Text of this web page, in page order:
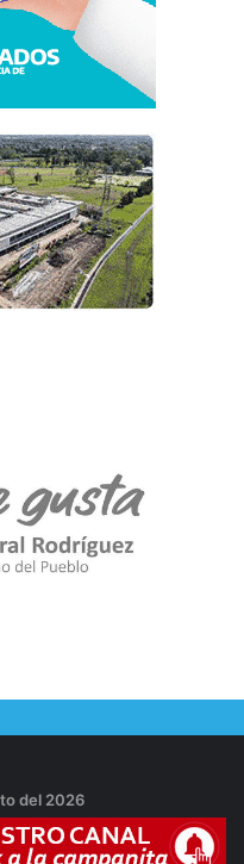
del 2026